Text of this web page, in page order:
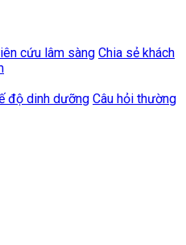
cứu lâm sàng Chia sẻ khách
độ dinh dưỡng Câu hỏi thường